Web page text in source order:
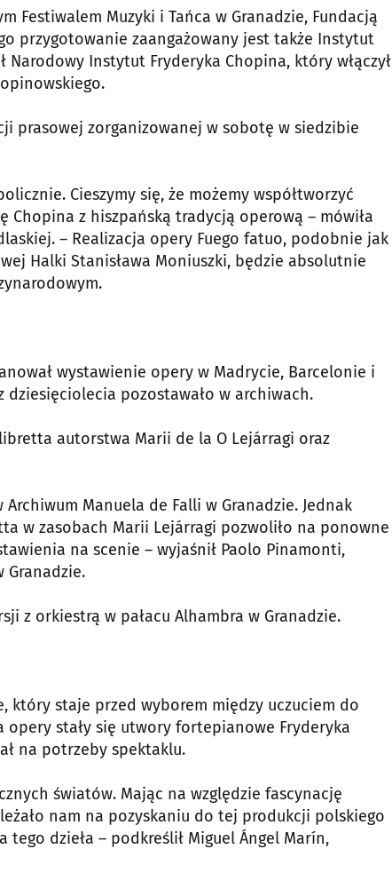
Festiwalem Muzyki i Tańca w Granadzie, Fundacją
przygotowanie zaangażowany jest także Instytut
Instytut Fryderyka Chopina, który włączył
prasowej zorganizowanej w sobotę w siedzibie
Cieszymy się, że możemy współtworzyć
Chopina z hiszpańską tradycją operową – mówiła
– Realizacja opery Fuego fatuo, podobnie jak
Halki Stanisława Moniuszki, będzie absolutnie
wystawienie opery w Madrycie, Barcelonie i
dziesięciolecia pozostawało w archiwach.
autorstwa Marii de la O Lejárragi oraz
Manuela de Falli w Granadzie. Jednak
w zasobach Marii Lejárragi pozwoliło na ponowne
na scenie – wyjaśnił Paolo Pinamonti,
Granadzie.
z orkiestrą w pałacu Alhambra w Granadzie.
który staje przed wyborem między uczuciem do
opery stały się utwory fortepianowe Fryderyka
na potrzeby spektaklu.
światów. Mając na względzie fascynację
nam na pozyskaniu do tej produkcji polskiego
dzieła – podkreślił Miguel Ángel Marín,